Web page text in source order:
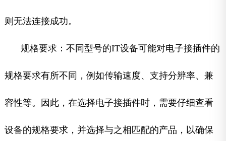
则无法连接成功。
规格要求：不同型号的IT设备可能对电子接插件的
规格要求有所不同，例如传输速度、支持分辨率、兼
容性等。因此，在选择电子接插件时，需要仔细查看
设备的规格要求，并选择与之相匹配的产品，以确保